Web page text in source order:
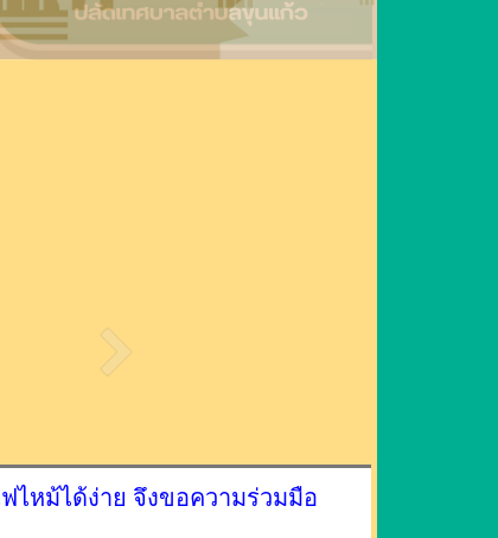
ไหม้ได้ง่าย จึงขอความร่วมมือ